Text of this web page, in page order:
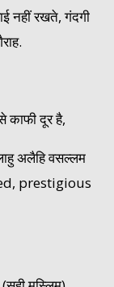
नहीं रखते, गंदगी
काफी दूर है,
अलैहि वसल्लम
prestigious